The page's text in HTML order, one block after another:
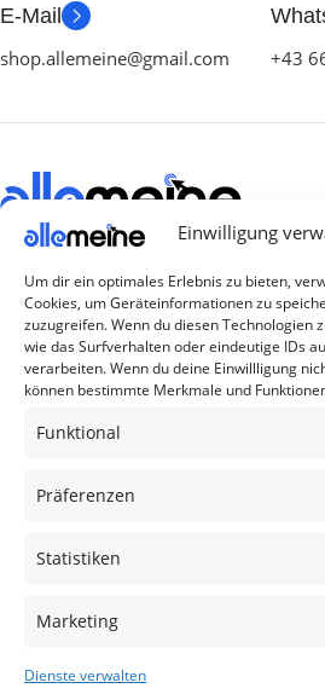
Einwilligung
Um dir ein optimales Erlebnis zu bieten,
Cookies, um Geräteinformationen zu
zuzugreifen. Wenn du diesen Technologien
wie das Surfverhalten oder eindeutige IDs
verarbeiten. Wenn du deine Einwillligung
können bestimmte Merkmale und
Funktional
Präferenzen
Statistiken
Marketing
Dienste verwalten
E-Mail
shop.allemeine@gmail.com
+43
erreichen können, sind gleichzeitig mit
Welt hier.
Abonnieren Sie uns
Kategorien
TV Zubehör
Handy Zubehör
Useful Links